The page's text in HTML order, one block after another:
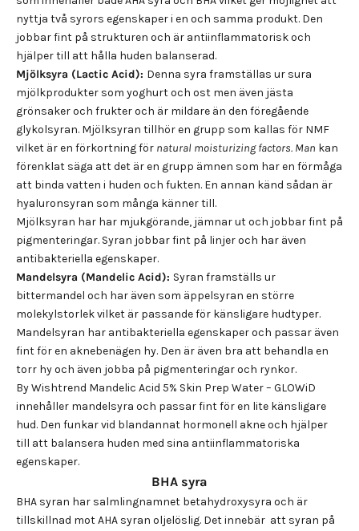
nyttja två syrors egenskaper i en och samma produkt. Den
jobbar fint på strukturen och är antiinflammatorisk och
hjälper till att hålla huden balanserad.
Mjölksyra (Lactic Acid): Denna syra framställas ur sura
mjölkprodukter som yoghurt och ost men även jästa
grönsaker och frukter och är mildare än den föregående
glykolsyran. Mjölksyran tillhör en grupp som kallas för NMF
vilket är en förkortning för natural moisturizing factors. Man kan
förenklat säga att det är en grupp ämnen som har en förmåga
att binda vatten i huden och fukten. En annan känd sådan är
hyaluronsyran som många känner till.
Mjölksyran har har mjukgörande, jämnar ut och jobbar fint på
pigmenteringar. Syran jobbar fint på linjer och har även
antibakteriella egenskaper.
Mandelsyra (Mandelic Acid): Syran framställs ur
bittermandel och har även som äppelsyran en större
molekylstorlek vilket är passande för känsligare hudtyper.
Mandelsyran har antibakteriella egenskaper och passar även
fint för en aknebenägen hy. Den är även bra att behandla en
torr hy och även jobba på pigmenteringar och rynkor.
By Wishtrend Mandelic Acid 5% Skin Prep Water – GLOWiD
innehåller mandelsyra och passar fint för en lite känsligare
hud. Den funkar vid blandannat hormonell akne och hjälper
till att balansera huden med sina antiinflammatoriska
egenskaper.
BHA syra
BHA syran har salmlingnamnet betahydroxysyra och är
tillskillnad mot AHA syran oljelöslig. Det innebär att syran på